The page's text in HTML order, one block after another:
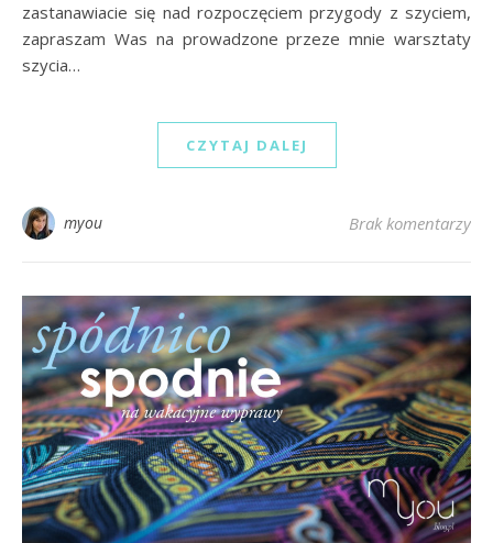
zastanawiacie się nad rozpoczęciem przygody z szyciem,
zapraszam Was na prowadzone przeze mnie warsztaty
szycia…
CZYTAJ DALEJ
myou Brak komentarzy